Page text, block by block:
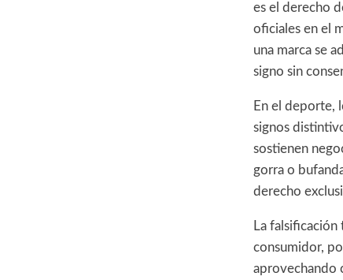
es el derecho
oficiales en el
una marca se
signo sin
En el deporte,
signos
sostienen
gorra o
derecho
La
consumidor,
aprovechando